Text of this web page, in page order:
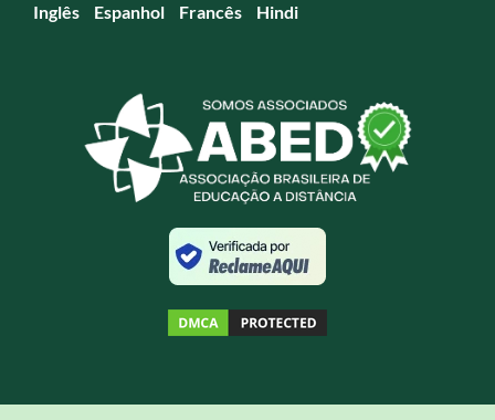
Inglês Espanhol Francês Hindi